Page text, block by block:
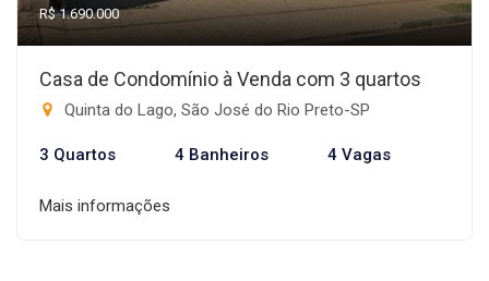
R$ 1.690.000
Casa de Condomínio à Venda com 3 quartos
Quinta do Lago, São José do Rio Preto-SP
3 Quartos 4 Banheiros 4 Vagas
Mais informações